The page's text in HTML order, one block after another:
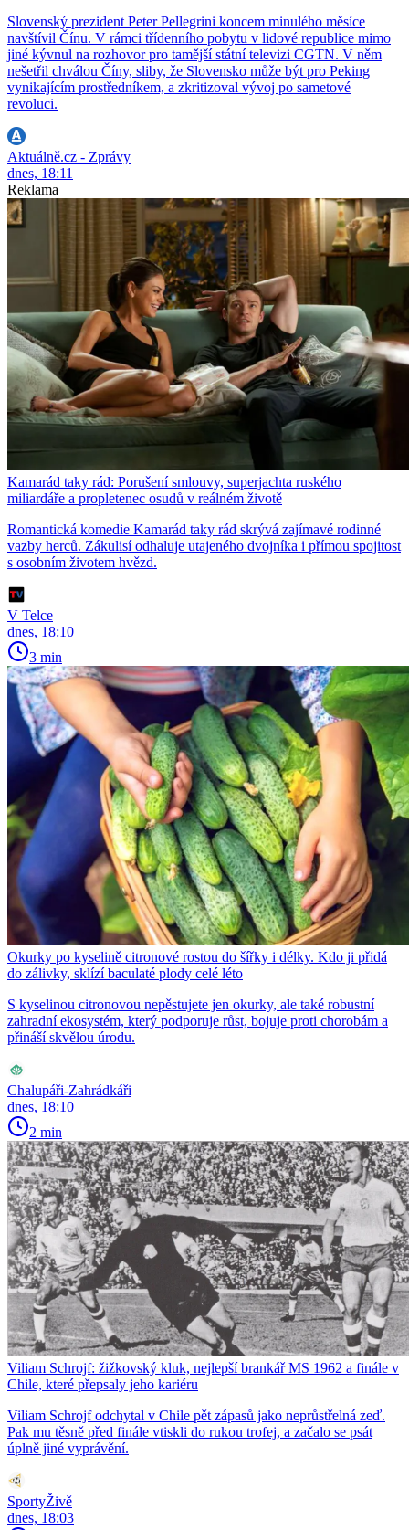
Slovenský prezident Peter Pellegrini koncem minulého měsíce
navštívil Čínu. V rámci třídenního pobytu v lidové republice mimo
jiné kývnul na rozhovor pro tamější státní televizi CGTN. V něm
nešetřil chválou Číny, sliby, že Slovensko může být pro Peking
vynikajícím prostředníkem, a zkritizoval vývoj po sametové
revoluci.
Aktuálně.cz - Zprávy
dnes, 18:11
Reklama
Kamarád taky rád: Porušení smlouvy, superjachta ruského
miliardáře a propletenec osudů v reálném životě
Romantická komedie Kamarád taky rád skrývá zajímavé rodinné
vazby herců. Zákulisí odhaluje utajeného dvojníka i přímou spojitost
s osobním životem hvězd.
V Telce
dnes, 18:10
3 min
Okurky po kyselině citronové rostou do šířky i délky. Kdo ji přidá
do zálivky, sklízí baculaté plody celé léto
S kyselinou citronovou nepěstujete jen okurky, ale také robustní
zahradní ekosystém, který podporuje růst, bojuje proti chorobám a
přináší skvělou úrodu.
Chalupáři-Zahrádkáři
dnes, 18:10
2 min
Viliam Schrojf: žižkovský kluk, nejlepší brankář MS 1962 a finále v
Chile, které přepsaly jeho kariéru
Viliam Schrojf odchytal v Chile pět zápasů jako neprůstřelná zeď.
Pak mu těsně před finále vtiskli do rukou trofej, a začalo se psát
úplně jiné vyprávění.
SportyŽivě
dnes, 18:03